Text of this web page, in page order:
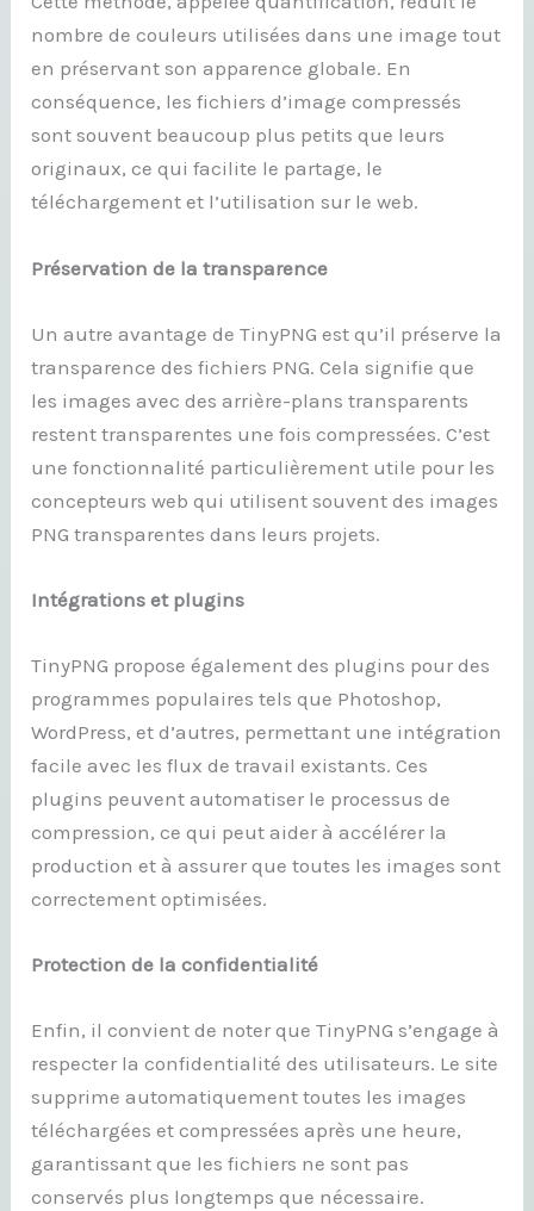
nombre de couleurs utilisées dans une image tout
en préservant son apparence globale. En
conséquence, les fichiers d’image compressés
sont souvent beaucoup plus petits que leurs
originaux, ce qui facilite le partage, le
téléchargement et l’utilisation sur le web.
Préservation de la transparence
Un autre avantage de TinyPNG est qu’il préserve la
transparence des fichiers PNG. Cela signifie que
les images avec des arrière-plans transparents
restent transparentes une fois compressées. C’est
une fonctionnalité particulièrement utile pour les
concepteurs web qui utilisent souvent des images
PNG transparentes dans leurs projets.
Intégrations et plugins
TinyPNG propose également des plugins pour des
programmes populaires tels que Photoshop,
WordPress, et d’autres, permettant une intégration
facile avec les flux de travail existants. Ces
plugins peuvent automatiser le processus de
compression, ce qui peut aider à accélérer la
production et à assurer que toutes les images sont
correctement optimisées.
Protection de la confidentialité
Enfin, il convient de noter que TinyPNG s’engage à
respecter la confidentialité des utilisateurs. Le site
supprime automatiquement toutes les images
téléchargées et compressées après une heure,
garantissant que les fichiers ne sont pas
conservés plus longtemps que nécessaire.